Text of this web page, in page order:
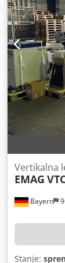
za merenje
kontrolna
brusnog
sklopljeni,
Radni
podesivo
uređaja
demonstrira
vretena, itd
Plaćanje:
mm Feed Z-
40.00 m/
Broj alata u
alat VDI 40
cca. 25 t
Vreteno
Bayern
Vertikalna
EMAG
Stanje: